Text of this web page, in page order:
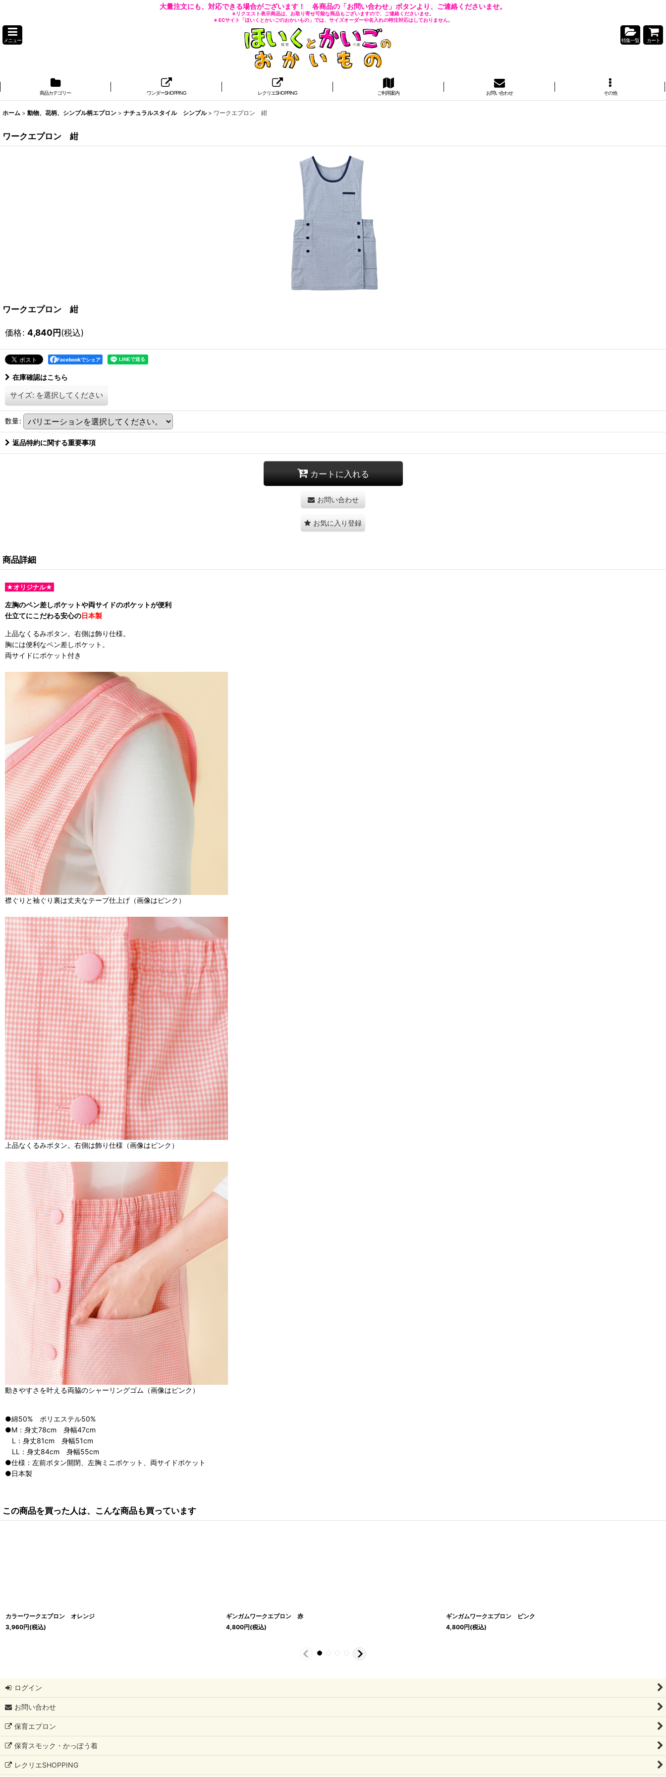
大量注文にも、対応できる場合がございます！ 各商品の「お問い合わせ」ボタンより、ご連絡くださいませ。
※リクエスト表示商品は、お取り寄せ可能な商品もございますので、ご連絡くださいませ。
※ ECサイト「ほいくとかいごのおかいもの」では、サイズオーダーや名入れの特注対応はしておりません。
メニュー 特集一覧 カート
商品カテゴリー ワンダーSHOPPING レクリエSHOPPING ご利用案内 お問い合わせ その他
ホーム > 動物、花柄、シンプル柄エプロン > ナチュラルスタイル シンプル > ワークエプロン 紺
ワークエプロン 紺
ワークエプロン 紺
価格: 4,840円(税込)
Facebookでシェア
在庫確認はこちら
サイズ: を選択してください
数量:
返品特約に関する重要事項
カートに入れる
お問い合わせ
お気に入り登録
商品詳細
★オリジナル★
左胸のペン差しポケットや両サイドのポケットが便利
仕立てにこだわる安心の日本製
上品なくるみボタン。右側は飾り仕様。
胸には便利なペン差しポケット。
両サイドにポケット付き
襟ぐりと袖ぐり裏は丈夫なテープ仕上げ（画像はピンク）
上品なくるみボタン。右側は飾り仕様（画像はピンク）
動きやすさを叶える両脇のシャーリングゴム（画像はピンク）
●綿50% ポリエステル50%
●M：身丈78cm 身幅47cm
L：身丈81cm 身幅51cm
LL：身丈84cm 身幅55cm
●仕様：左前ボタン開閉、左胸ミニポケット、両サイドポケット
●日本製
この商品を買った人は、こんな商品も買っています
カラーワークエプロン オレンジ
3,960円(税込)
ギンガムワークエプロン 赤
4,800円(税込)
ギンガムワークエプロン ピンク
4,800円(税込)
ログイン
お問い合わせ
保育エプロン
保育スモック・かっぽう着
レクリエSHOPPING